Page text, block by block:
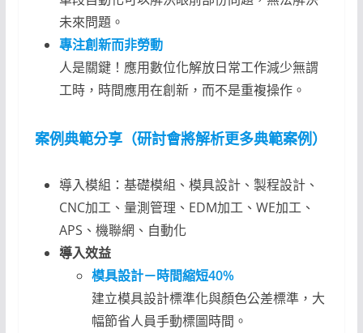
未來問題。
專注創新而非勞動
人是關鍵！應用數位化解放日常工作減少無謂
工時，時間應用在創新，而不是重複操作。
案例典範分享（研討會將解析更多典範案例）
導入模組：基礎模組、模具設計、製程設計、
CNC加工、量測管理、EDM加工、WE加工、
APS、機聯網、自動化
導入效益
模具設計－時間縮短40%
建立模具設計標準化與顏色公差標準，大
幅節省人員手動標圖時間。